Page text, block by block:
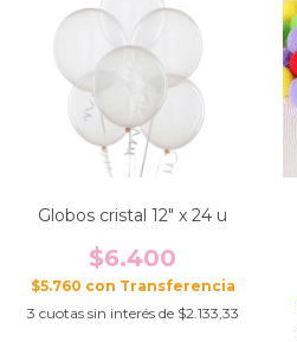
Globos cristal 12" x 24 u
$6.400
$5.760 con
3 cuotas sin interés de $2.133,33